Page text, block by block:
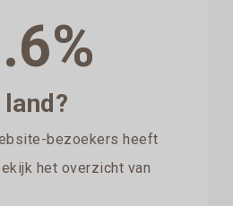
bezoekers heeft
het overzicht van